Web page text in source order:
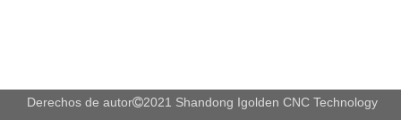
Derechos de autor2021 Shandong Igolden CNC Technology